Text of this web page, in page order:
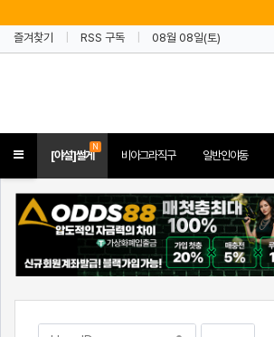
즐겨찾기
RSS 구독 08월 08일(토)
Toggle[야설]썰게
N
비아그라직구 일반인야동